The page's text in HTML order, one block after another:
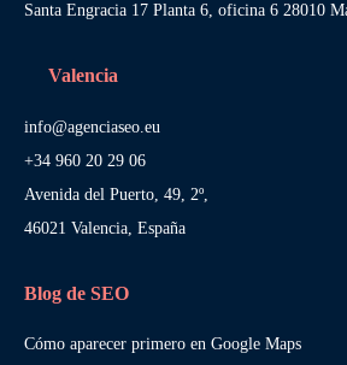
Santa Engracia 17 Planta 6, oficina 6 28010
Valencia
info@agenciaseo.eu
+34 960 20 29 06
Avenida del Puerto, 49, 2º,
46021 Valencia, España
Blog de SEO
Cómo aparecer primero en Google Maps